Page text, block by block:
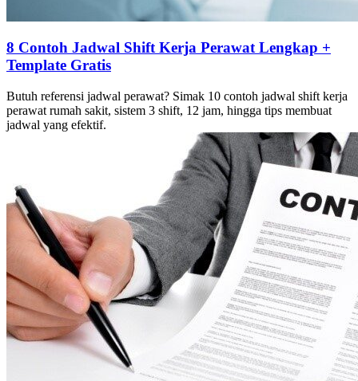
8 Contoh Jadwal Shift Kerja Perawat Lengkap +
Template Gratis
Butuh referensi jadwal perawat? Simak 10 contoh jadwal shift kerja
perawat rumah sakit, sistem 3 shift, 12 jam, hingga tips membuat
jadwal yang efektif.